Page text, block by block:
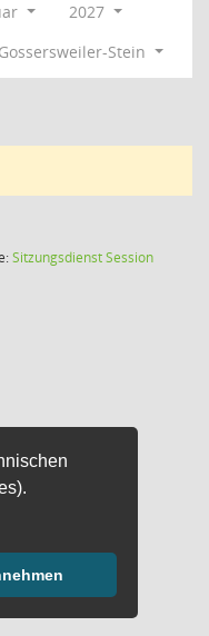
2027
Stein
SitzungsdienstSession(Wird in